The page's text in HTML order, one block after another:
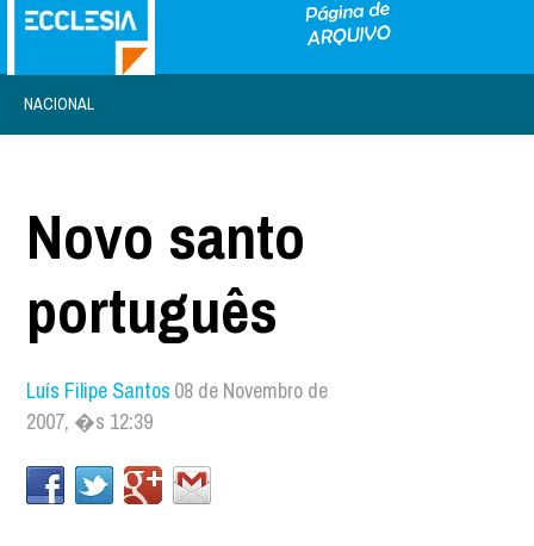
NACIONAL
Novo santo
português
Luís Filipe Santos 08 de Novembro de
2007, �s 12:39